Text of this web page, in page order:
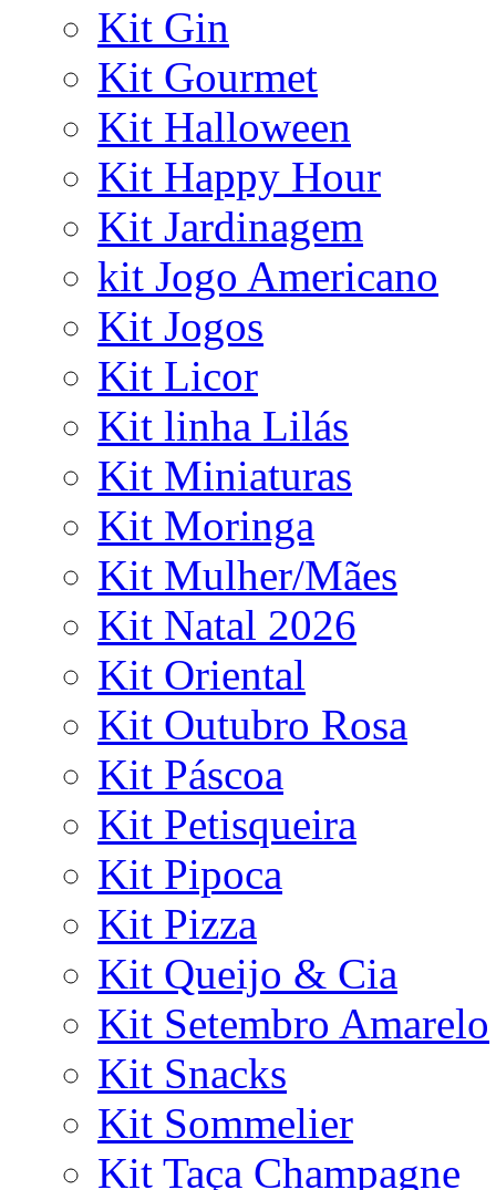
Kit Gin
Kit Gourmet
Kit Halloween
Kit Happy Hour
Kit Jardinagem
kit Jogo Americano
Kit Jogos
Kit Licor
Kit linha Lilás
Kit Miniaturas
Kit Moringa
Kit Mulher/Mães
Kit Natal 2026
Kit Oriental
Kit Outubro Rosa
Kit Páscoa
Kit Petisqueira
Kit Pipoca
Kit Pizza
Kit Queijo & Cia
Kit Setembro Amarelo
Kit Snacks
Kit Sommelier
Kit Taça Champagne